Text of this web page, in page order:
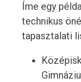
Íme egy
technikus
tapasztalati